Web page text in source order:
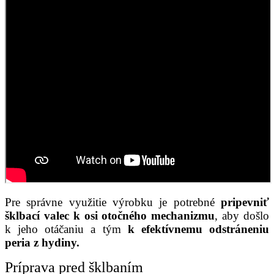
Pre správne využitie výrobku je potrebné pripevniť
šklbací valec k osi otočného mechanizmu, aby došlo
k jeho otáčaniu a tým k efektívnemu odstráneniu
peria z hydiny.
Príprava pred šklbaním